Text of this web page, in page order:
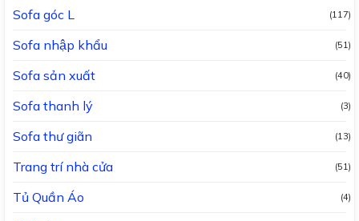
Sofa góc L (117)
Sofa nhập khẩu (51)
Sofa sản xuất (40)
Sofa thanh lý (3)
Sofa thư giãn (13)
Trang trí nhà cửa (51)
Tủ Quần Áo (4)